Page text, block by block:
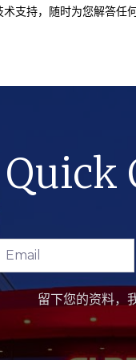
支持，随时为您解答任何
Quick
留下您的资料，